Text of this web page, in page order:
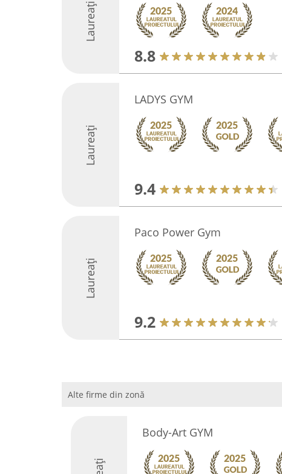
Laureați
8.8
Laureați
LADYS GYM
9.4
Laureați
Paco Power Gym
9.2
Alte firme din zonă
Body-Art GYM